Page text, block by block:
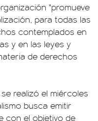
"promueve
para todas las
contemplados en
y en las leyes y
de derechos
realizó el miércoles
busca emitir
con el objetivo de